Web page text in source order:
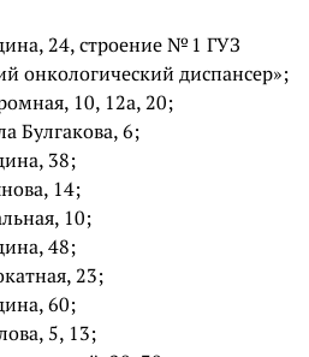
24, строение № 1 ГУЗ
онкологический диспансер»;
10, 12а, 20;
Булгакова, 6;
38;
14;
10;
48;
23;
60;
5, 13;